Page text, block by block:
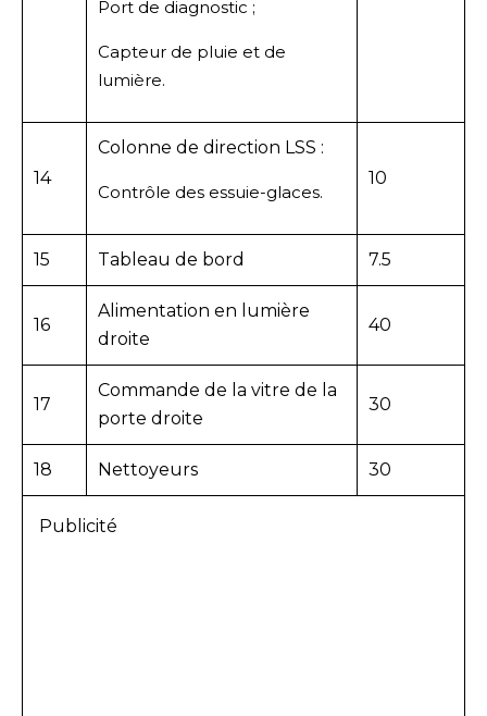
Port de diagnostic ;
Capteur de pluie et de
lumière.
14
Colonne de direction LSS :
Contrôle des essuie-glaces.
10
15 Tableau de bord 7.5
16
Alimentation en lumière
droite
40
17
Commande de la vitre de la
porte droite
30
18 Nettoyeurs 30
Publicité